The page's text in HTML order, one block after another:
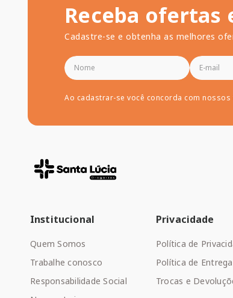
Receba ofertas
Cadastre-se e obtenha as melhores
Ao cadastrar-se você concorda com
Institucional
Quem Somos
Trabalhe conosco
Responsabilidade Social
Privacidade
Política de
Política de Entrega
Trocas e